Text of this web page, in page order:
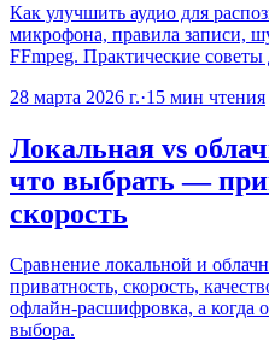
Как улучшить аудио для
микрофона, правила записи,
FFmpeg. Практические
28 марта 2026 г.·15 мин чтения
Локальная vs
что выбрать —
скорость
Сравнение локальной и
приватность, скорость,
офлайн-расшифровка, а когда
выбора.